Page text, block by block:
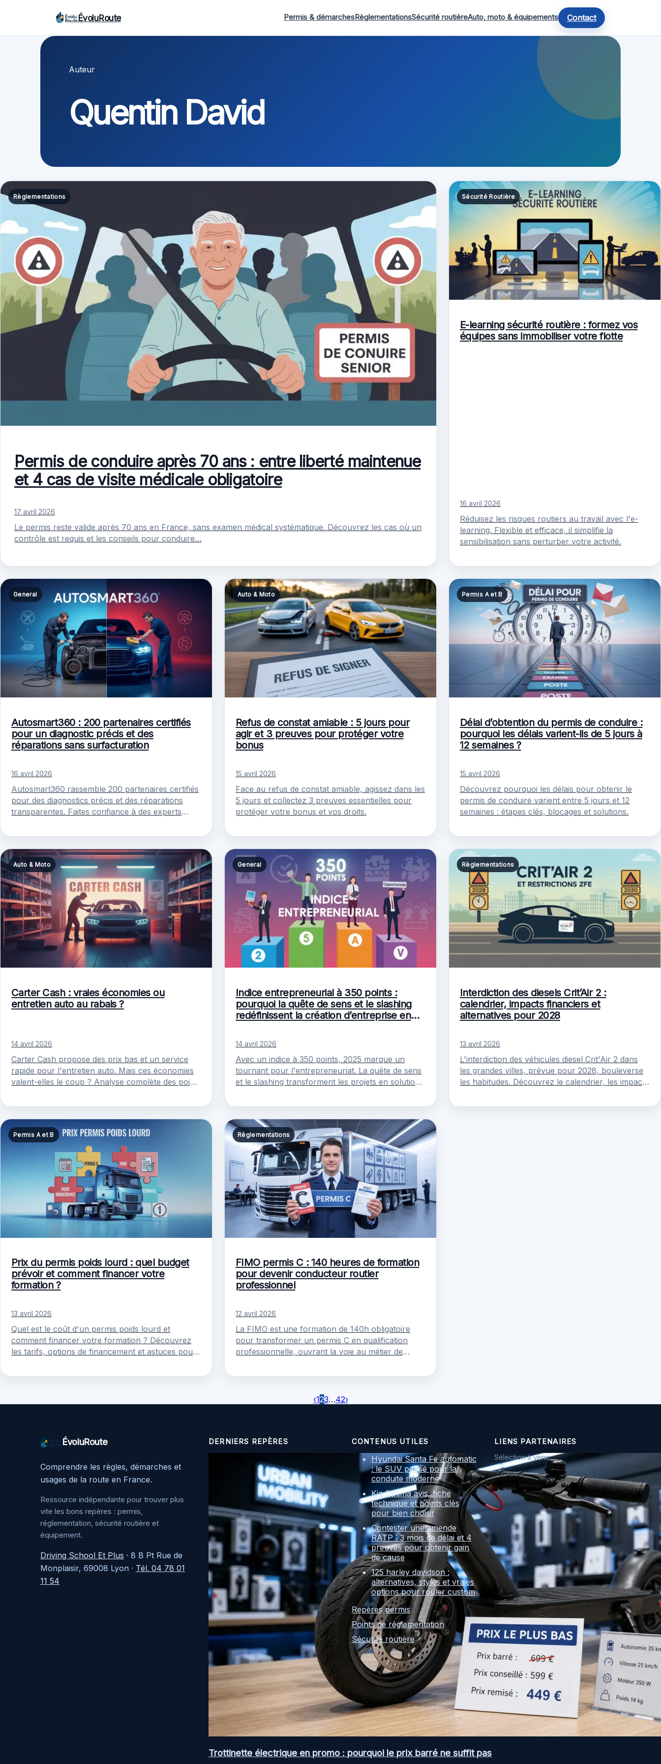
ÉvoluRoute Permis & démarchesRèglementationsSécurité routièreAuto, moto & équipements Contact
Auteur
Quentin David
Règlementations
Permis de conduire après 70 ans : entre liberté maintenue
et 4 cas de visite médicale obligatoire
17 avril 2026
Le permis reste valide après 70 ans en France, sans examen médical systématique. Découvrez les cas où un
contrôle est requis et les conseils pour conduire…
Sécurité Routière
E-learning sécurité routière : formez vos
équipes sans immobiliser votre flotte
16 avril 2026
Réduisez les risques routiers au travail avec l'e-
learning. Flexible et efficace, il simplifie la
sensibilisation sans perturber votre activité.
General
Autosmart360 : 200 partenaires certifiés
pour un diagnostic précis et des
réparations sans surfacturation
16 avril 2026
Autosmart360 rassemble 200 partenaires certifiés
pour des diagnostics précis et des réparations
transparentes. Faites confiance à des experts
Auto & Moto
Refus de constat amiable : 5 jours pour
agir et 3 preuves pour protéger votre
bonus
15 avril 2026
Face au refus de constat amiable, agissez dans les
5 jours et collectez 3 preuves essentielles pour
protéger votre bonus et vos droits.
Permis A et B
Délai d’obtention du permis de conduire :
pourquoi les délais varient-ils de 5 jours à
12 semaines ?
15 avril 2026
Découvrez pourquoi les délais pour obtenir le
permis de conduire varient entre 5 jours et 12
semaines : étapes clés, blocages et solutions.
Auto & Moto
Carter Cash : vraies économies ou
entretien auto au rabais ?
14 avril 2026
Carter Cash propose des prix bas et un service
rapide pour l'entretien auto. Mais ces économies
valent-elles le coup ? Analyse complète des points
General
Indice entrepreneurial à 350 points :
pourquoi la quête de sens et le slashing
redéfinissent la création d’entreprise en
14 avril 2026
Avec un indice à 350 points, 2025 marque un
tournant pour l'entrepreneuriat. La quête de sens
et le slashing transforment les projets en solutions
Règlementations
Interdiction des diesels Crit’Air 2 :
calendrier, impacts financiers et
alternatives pour 2028
13 avril 2026
L'interdiction des véhicules diesel Crit'Air 2 dans
les grandes villes, prévue pour 2028, bouleverse
les habitudes. Découvrez le calendrier, les impacts
Permis A et B
Prix du permis poids lourd : quel budget
prévoir et comment financer votre
formation ?
13 avril 2026
Quel est le coût d'un permis poids lourd et
comment financer votre formation ? Découvrez
les tarifs, options de financement et astuces pour
Règlementations
FIMO permis C : 140 heures de formation
pour devenir conducteur routier
professionnel
12 avril 2026
La FIMO est une formation de 140h obligatoire
pour transformer un permis C en qualification
professionnelle, ouvrant la voie au métier de
‹123…42›
ÉvoluRoute
Comprendre les règles, démarches et
usages de la route en France.
Ressource indépendante pour trouver plus
vite les bons repères : permis,
réglementation, sécurité routière et
équipement.
Driving School Et Plus · 8 B Pt Rue de
Monplaisir, 69008 Lyon · Tél. 04 78 01
11 54
DERNIERS REPÈRES
Trottinette électrique en promo : pourquoi le prix barré ne suffit pas
CONTENUS UTILES
Hyundai Santa Fe automatic
: le SUV pensé pour la
conduite moderne
Kia Optima avis, fiche
technique et points clés
pour bien choisir
Contester une amende
RATP : 3 mois de délai et 4
preuves pour obtenir gain
de cause
125 harley davidson :
alternatives, styles et vraies
options pour rouler custom
Repères permis
Points de réglementation
Sécurité routière
LIENS PARTENAIRES
Sélection à venir.